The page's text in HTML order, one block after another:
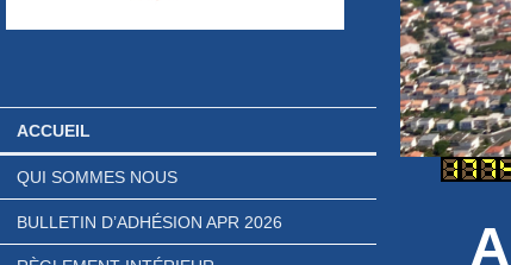
ACCUEIL
QUI SOMMES NOUS
BULLETIN D’ADHÉSION APR 2026 A